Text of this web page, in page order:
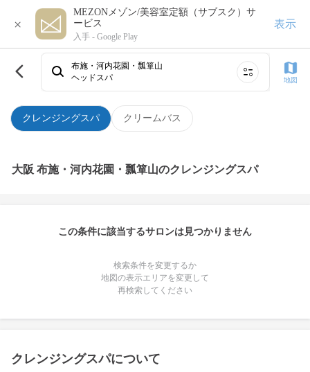
×
MEZONメゾン/美容室定額（サブスク）サ
ービス
入手 - Google Play
表示
クレンジングスパ クリームバス
布施・河内花園・瓢箪山
ヘッドスパ
地図
大阪 布施・河内花園・瓢箪山のクレンジングスパ
この条件に該当するサロンは見つかりません
検索条件を変更するか
地図の表示エリアを変更して
再検索してください
クレンジングスパについて